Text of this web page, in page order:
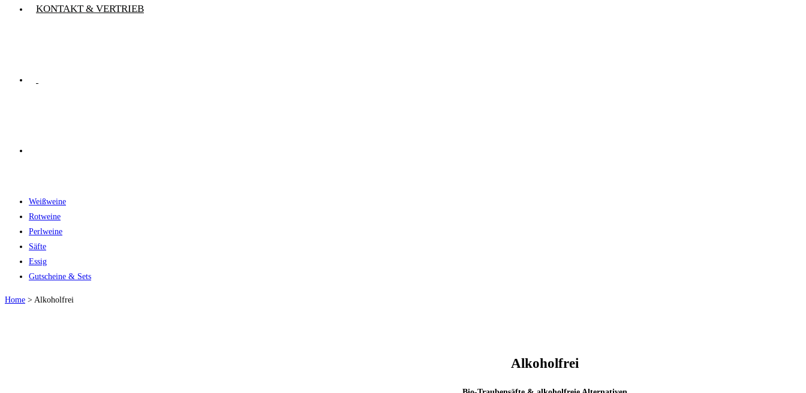
KONTAKT & VERTRIEB
Weißweine
Rotweine
Perlweine
Säfte
Essig
Gutscheine & Sets
Home > Alkoholfrei
Alkoholfrei